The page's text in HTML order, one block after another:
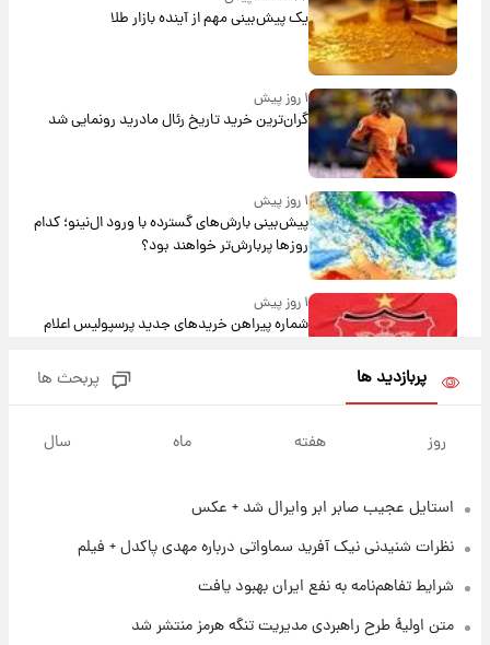
یک پیش‌بینی مهم از آینده بازار طلا
۱ روز پیش
گران‌ترین خرید تاریخ رئال مادرید رونمایی شد
۱ روز پیش
پیش‌بینی بارش‌های گسترده با ورود ال‌نینو؛ کدام
روزها پربارش‌تر خواهند بود؟
۱ روز پیش
شماره پیراهن خریدهای جدید پرسپولیس اعلام
شد+فیلم
۱ روز پیش
امروز پنجشنبه ۱۵ مرداد ۱۴۰۵ +جدول
قیمت طلا و سکه امروز پنجشنبه ۱۵ مرداد ۱۴۰۵
پربازدید ها پربحث ها
روز هفته ماه سال
استایل عجیب صابر ابر وایرال شد + عکس
نظرات شنیدنی نیک آفرید سماواتی درباره مهدی پاکدل + فیلم
شرایط تفاهم‌نامه به نفع ایران بهبود یافت
متن اولیۀ طرح راهبردی مدیریت تنگه هرمز منتشر شد